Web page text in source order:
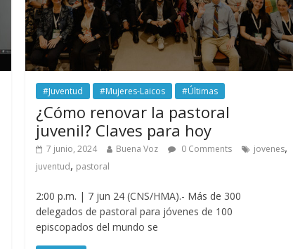
#Juventud #Mujeres-Laicos #Últimas
¿Cómo renovar la pastoral
juvenil? Claves para hoy
7 junio, 2024 Buena Voz 0 Comments jovenes,
juventud, pastoral
2:00 p.m. | 7 jun 24 (CNS/HMA).- Más de 300
delegados de pastoral para jóvenes de 100
episcopados del mundo se